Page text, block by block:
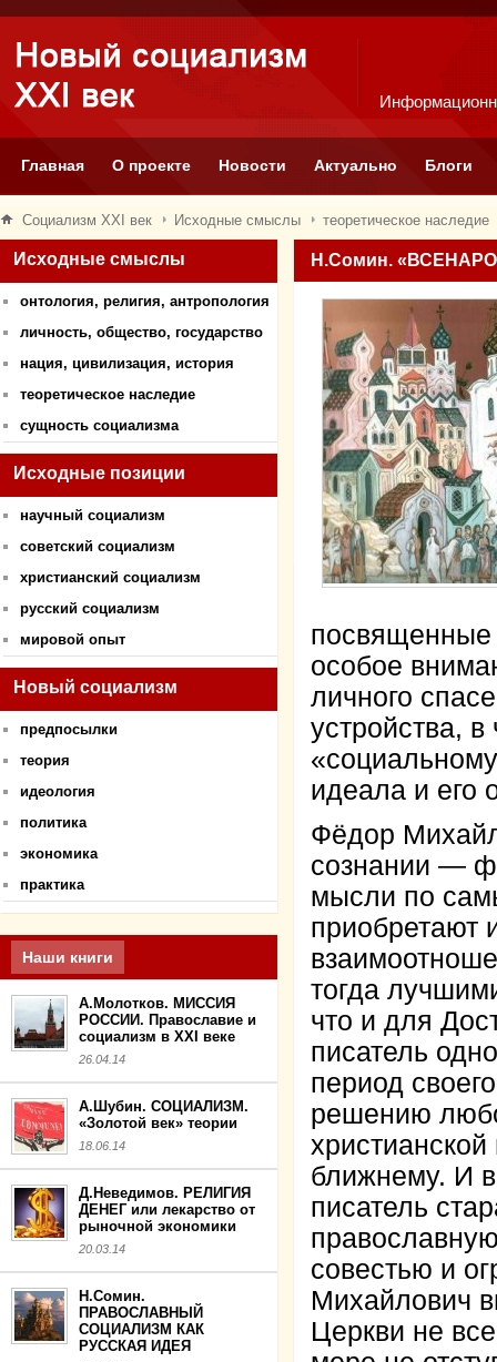
Главная О проекте Новости Актуально Блоги
Социализм XXI век Исходные смыслы теоретическое наследие
Исходные смыслы
онтология, религия, антропология
личность, общество, государство
нация, цивилизация, история
теоретическое наследие
сущность социализма
Исходные позиции
научный социализм
советский социализм
христианский социализм
русский социализм
мировой опыт
Новый социализм
предпосылки
теория
идеология
политика
экономика
практика
Наши книги
А.Молотков. МИССИЯ
РОССИИ. Православие и
социализм в XXI веке
26.04.14
А.Шубин. СОЦИАЛИЗМ.
«Золотой век» теории
18.06.14
Д.Неведимов. РЕЛИГИЯ
ДЕНЕГ или лекарство от
рыночной экономики
20.03.14
Н.Сомин.
ПРАВОСЛАВНЫЙ
СОЦИАЛИЗМ КАК
РУССКАЯ ИДЕЯ
Н.Сомин.
посвященные
особое
личного
устройства,
идеала и его
Фёдор
сознании —
мысли по
приобретают
тогда
что и для
писатель
период
решению
ближнему. И
писатель
совестью и
Михайлович
Церкви не